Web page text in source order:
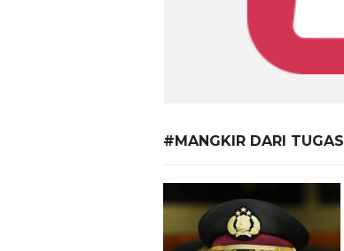
#MANGKIR DARI TUGAS